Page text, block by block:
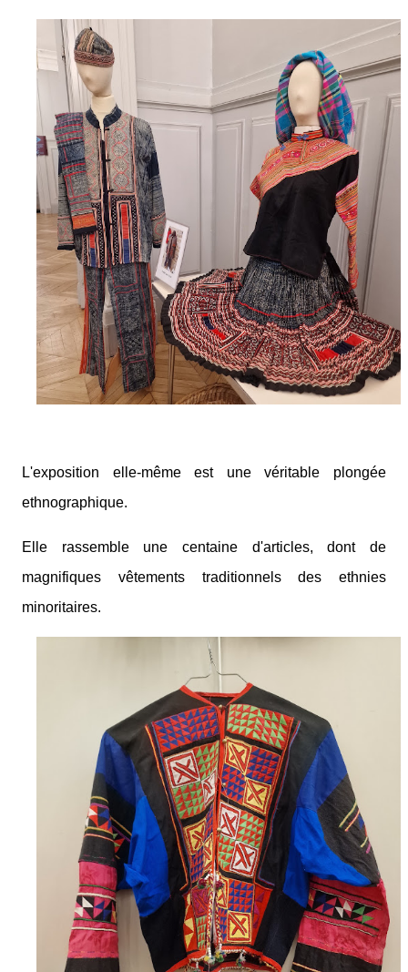
L'exposition elle-même est une véritable plongée
ethnographique.
Elle rassemble une centaine d'articles, dont de
magnifiques vêtements traditionnels des ethnies
minoritaires.